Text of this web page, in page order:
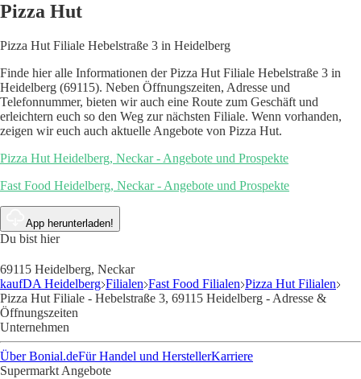
Pizza Hut
Pizza Hut Filiale Hebelstraße 3 in Heidelberg
Finde hier alle Informationen der Pizza Hut Filiale Hebelstraße 3 in
Heidelberg (69115). Neben Öffnungszeiten, Adresse und
Telefonnummer, bieten wir auch eine Route zum Geschäft und
erleichtern euch so den Weg zur nächsten Filiale. Wenn vorhanden,
zeigen wir euch auch aktuelle Angebote von Pizza Hut.
Pizza Hut Heidelberg, Neckar - Angebote und Prospekte
Fast Food Heidelberg, Neckar - Angebote und Prospekte
App herunterladen!
Du bist hier
69115 Heidelberg, Neckar
kaufDA Heidelberg Filialen Fast Food Filialen Pizza Hut Filialen
Pizza Hut Filiale - Hebelstraße 3, 69115 Heidelberg - Adresse &
Öffnungszeiten
Unternehmen
Über Bonial.deFür Handel und HerstellerKarriere
Supermarkt Angebote